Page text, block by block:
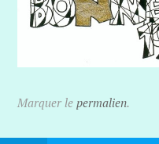
Marquer lepermalien.